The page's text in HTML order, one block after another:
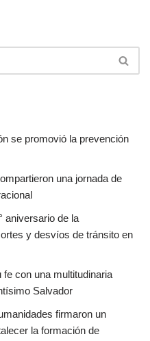
se promovió la prevención
una jornada de
aniversario de la
y desvíos de tránsito en
con una multitudinaria
Salvador
firmaron un
la formación de